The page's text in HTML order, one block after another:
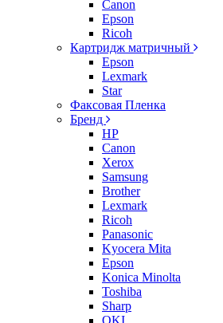
Canon
Epson
Ricoh
Картридж матричный
Epson
Lexmark
Star
Факсовая Пленка
Бренд
HP
Canon
Xerox
Samsung
Brother
Lexmark
Ricoh
Panasonic
Kyocera Mita
Epson
Konica Minolta
Toshiba
Sharp
OKI